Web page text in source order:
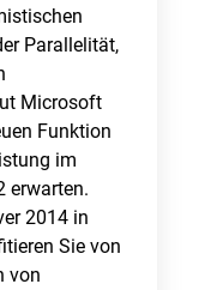
Parallelität,
Microsoft
Funktion
im
erwarten.
2014 in
Sie von
von